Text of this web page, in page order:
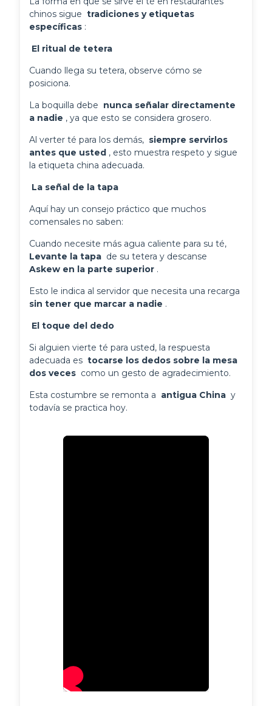
chinos sigue tradiciones y etiquetas
específicas :
El ritual de tetera
Cuando llega su tetera, observe cómo se
posiciona.
La boquilla debe nunca señalar directamente
a nadie , ya que esto se considera grosero.
Al verter té para los demás, siempre servirlos
antes que usted , esto muestra respeto y sigue
la etiqueta china adecuada.
La señal de la tapa
Aquí hay un consejo práctico que muchos
comensales no saben:
Levante la tapa
Askew en la parte superior .
sin tener que marcar a nadie .
El toque del dedo
Si alguien vierte té para usted, la respuesta
adecuada es tocarse los dedos sobre la mesa
dos veces como un gesto de agradecimiento.
Esta costumbre se remonta a antigua China y
todavía se practica hoy.